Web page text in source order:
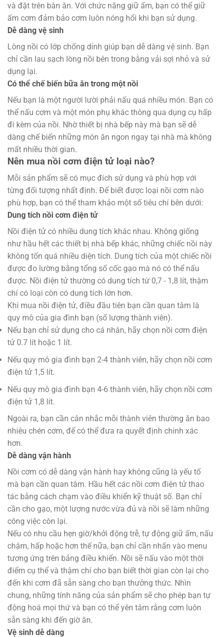
và đặt trên bàn ăn. Với chức năng giữ ấm, bạn có thể giữ
ấm cơm đảm bảo cơm luôn nóng hổi khi bạn sử dụng.
Dễ dàng vệ sinh
Lòng nồi có lớp chống dính giúp bạn dễ dàng vệ sinh. Bạn
chỉ cần lau sạch lòng nồi bên trong bằng vải sợi nhỏ và sử
dụng lại.
Có thể chế biến bữa ăn trong một nồi
Nếu bạn là một người lười phải nấu quá nhiều món. Bạn có
thể nấu cơm và một món phụ khác thông qua dụng cụ hấp
đi kèm của nồi. Nhờ thiết bị nhà bếp này mà bạn sẽ dễ
dàng chế biến những món ăn ngon ngay tại nhà mà không
mất nhiều thời gian.
Nên mua nồi cơm điện tử loại nào?
Mỗi sản phẩm sẽ có mục đích sử dụng và phù hợp với
từng đối tượng nhất định. Để biết được loại nồi cơm nào
phù hợp, bạn có thể tham khảo một số tiêu chí bên dưới:
Dung tích nồi cơm điện tử
Nồi điện tử có nhiều dung tích khác nhau. Không giống
như hầu hết các thiết bị nhà bếp khác, những chiếc nồi này
không tốn quá nhiều diện tích. Dung tích của một chiếc nồi
được đo lường bằng tổng số cốc gạo mà nó có thể nấu
được. Nồi điện tử thường có dung tích từ 0,7 - 1,8 lít, thậm
chí có loại còn có dung tích lớn hơn.
Khi mua nồi điện tử, điều đầu tiên bạn cần quan tâm là
quy mô của gia đình bạn (số lượng thành viên).
Nếu bạn chỉ sử dụng cho cá nhân, hãy chọn nồi cơm điện
tử 0.7 lít hoặc 1 lít.
Nếu quy mô gia đình bạn 2-4 thành viên, hãy chọn nồi cơm
điện tử 1,5 lít.
Nếu quy mô gia đình bạn 4-6 thành viên, hãy chọn nồi cơm
điện tử 1,8 lít.
Ngoài ra, bạn cần cân nhắc mỗi thành viên thường ăn bao
nhiêu chén cơm, để có thể đưa ra quyết định chính xác
hơn.
Dễ dàng vận hành
Nồi cơm có dễ dàng vận hành hay không cũng là yếu tố
mà bạn cần quan tâm. Hầu hết các nồi cơm điện tử thao
tác bằng cách chạm vào điều khiển kỹ thuật số. Bạn chỉ
cần cho gạo, một lượng nước vừa đủ và nồi sẽ làm những
công việc còn lại.
Nếu có nhu cầu hẹn giờ/khởi động trễ, tự động giữ ấm, nấu
chậm, hấp hoặc hơn thế nữa, bạn chỉ cần nhấn vào menu
tương ứng trên bảng điều khiển. Nồi sẽ nấu vào một thời
điểm cụ thể và thậm chí cho bạn biết thời gian còn lại cho
đến khi cơm đã sẵn sàng cho bạn thưởng thức. Nhìn
chung, những tính năng của sản phẩm sẽ cho phép bạn tự
động hoá mọi thứ và bạn có thể yên tâm rằng cơm luôn
sẵn sàng khi đến giờ ăn.
Vệ sinh dễ dàng